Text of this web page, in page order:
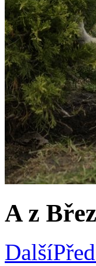
A z
Další